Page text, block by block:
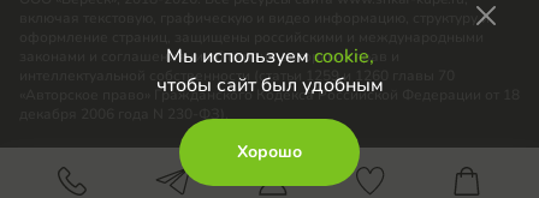
Мы используем cookie,
чтобы сайт был удобным
Хорошо
включая текстовую, графическую и видео информацию, структуру и
законами и соглашениями об охране авторских прав и
интеллектуальной собственности (статьи 1259 и 1260 главы 70
«Авторское право» Гражданского Кодекса Российской Федерации от 18